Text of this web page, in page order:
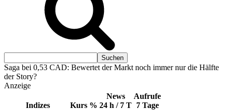
Saga bei 0,53 CAD: Bewertet der Markt noch immer nur die Hälfte
der Story?
Anzeige
Indizes Kurs %
News
24 h / 7 T
Aufrufe
7 Tage